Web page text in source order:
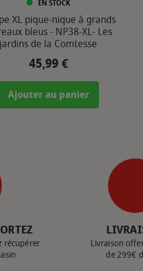
EN STOCK
XL pique-nique à grands
bleus - NP38-XL- Les
jardins de la Comtesse
Prix
45,99 €
Ajouter au panier
récupérer
Livraison
de 299€